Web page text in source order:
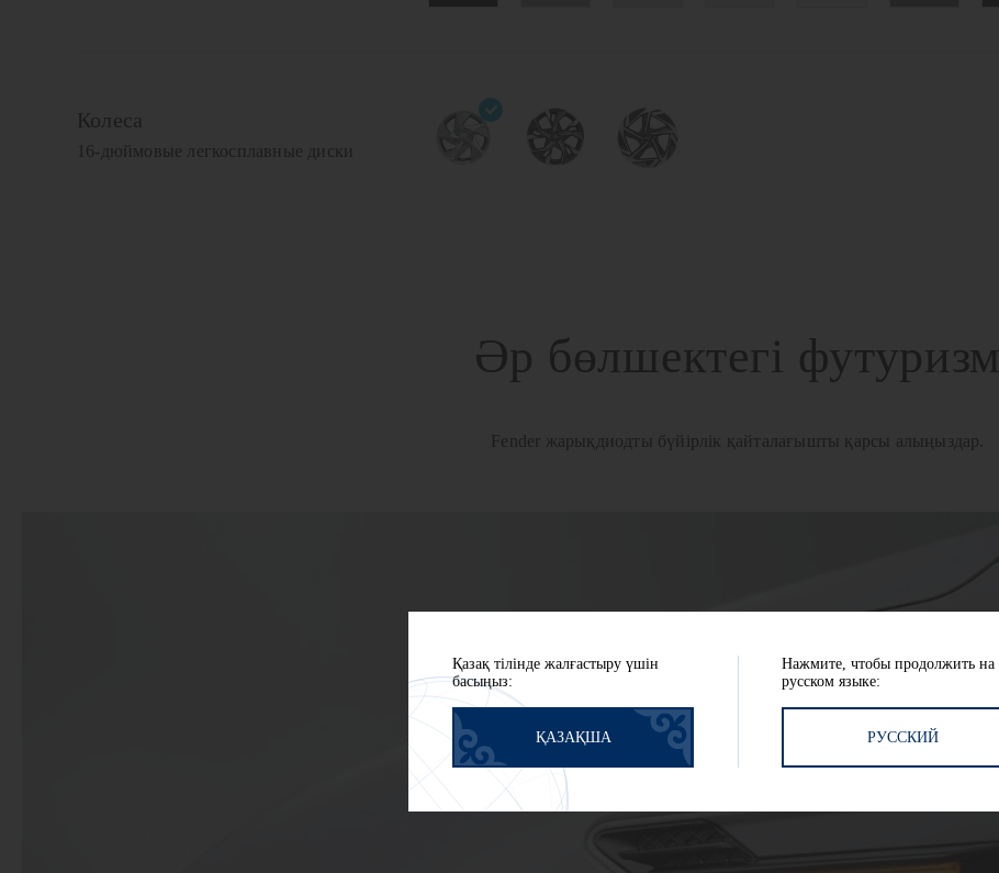
Колеса
16-дюймовые легкосплавные диски
Әр бөлшектегі футуризм
Fender жарықдиодты бүйірлік қайталағышты қарсы алыңыздар.
Қазақ тілінде жалғастыру үшін
басыңыз:
ҚАЗАҚША
Нажмите, чтобы продолжить на
русском языке:
РУССКИЙ